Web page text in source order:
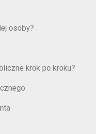
osoby?
krok po kroku?